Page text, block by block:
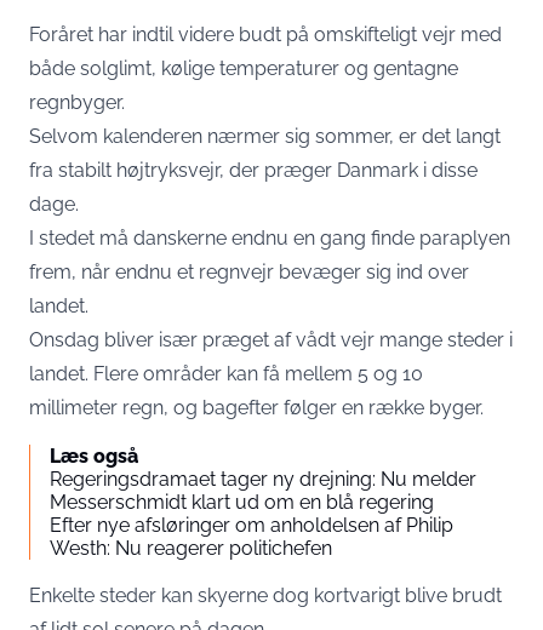
Foråret har indtil videre budt på omskifteligt vejr med
både solglimt, kølige temperaturer og gentagne
regnbyger.
Selvom kalenderen nærmer sig sommer, er det langt
fra stabilt højtryksvejr, der præger Danmark i disse
dage.
I stedet må danskerne endnu en gang finde paraplyen
frem, når endnu et regnvejr bevæger sig ind over
landet.
Onsdag bliver især præget af vådt vejr mange steder i
landet. Flere områder kan få mellem 5 og 10
millimeter regn, og bagefter følger en række byger.
Læs også
Regeringsdramaet tager ny drejning: Nu melder
Messerschmidt klart ud om en blå regering
Efter nye afsløringer om anholdelsen af Philip
Westh: Nu reagerer politichefen
Enkelte steder kan skyerne dog kortvarigt blive brudt